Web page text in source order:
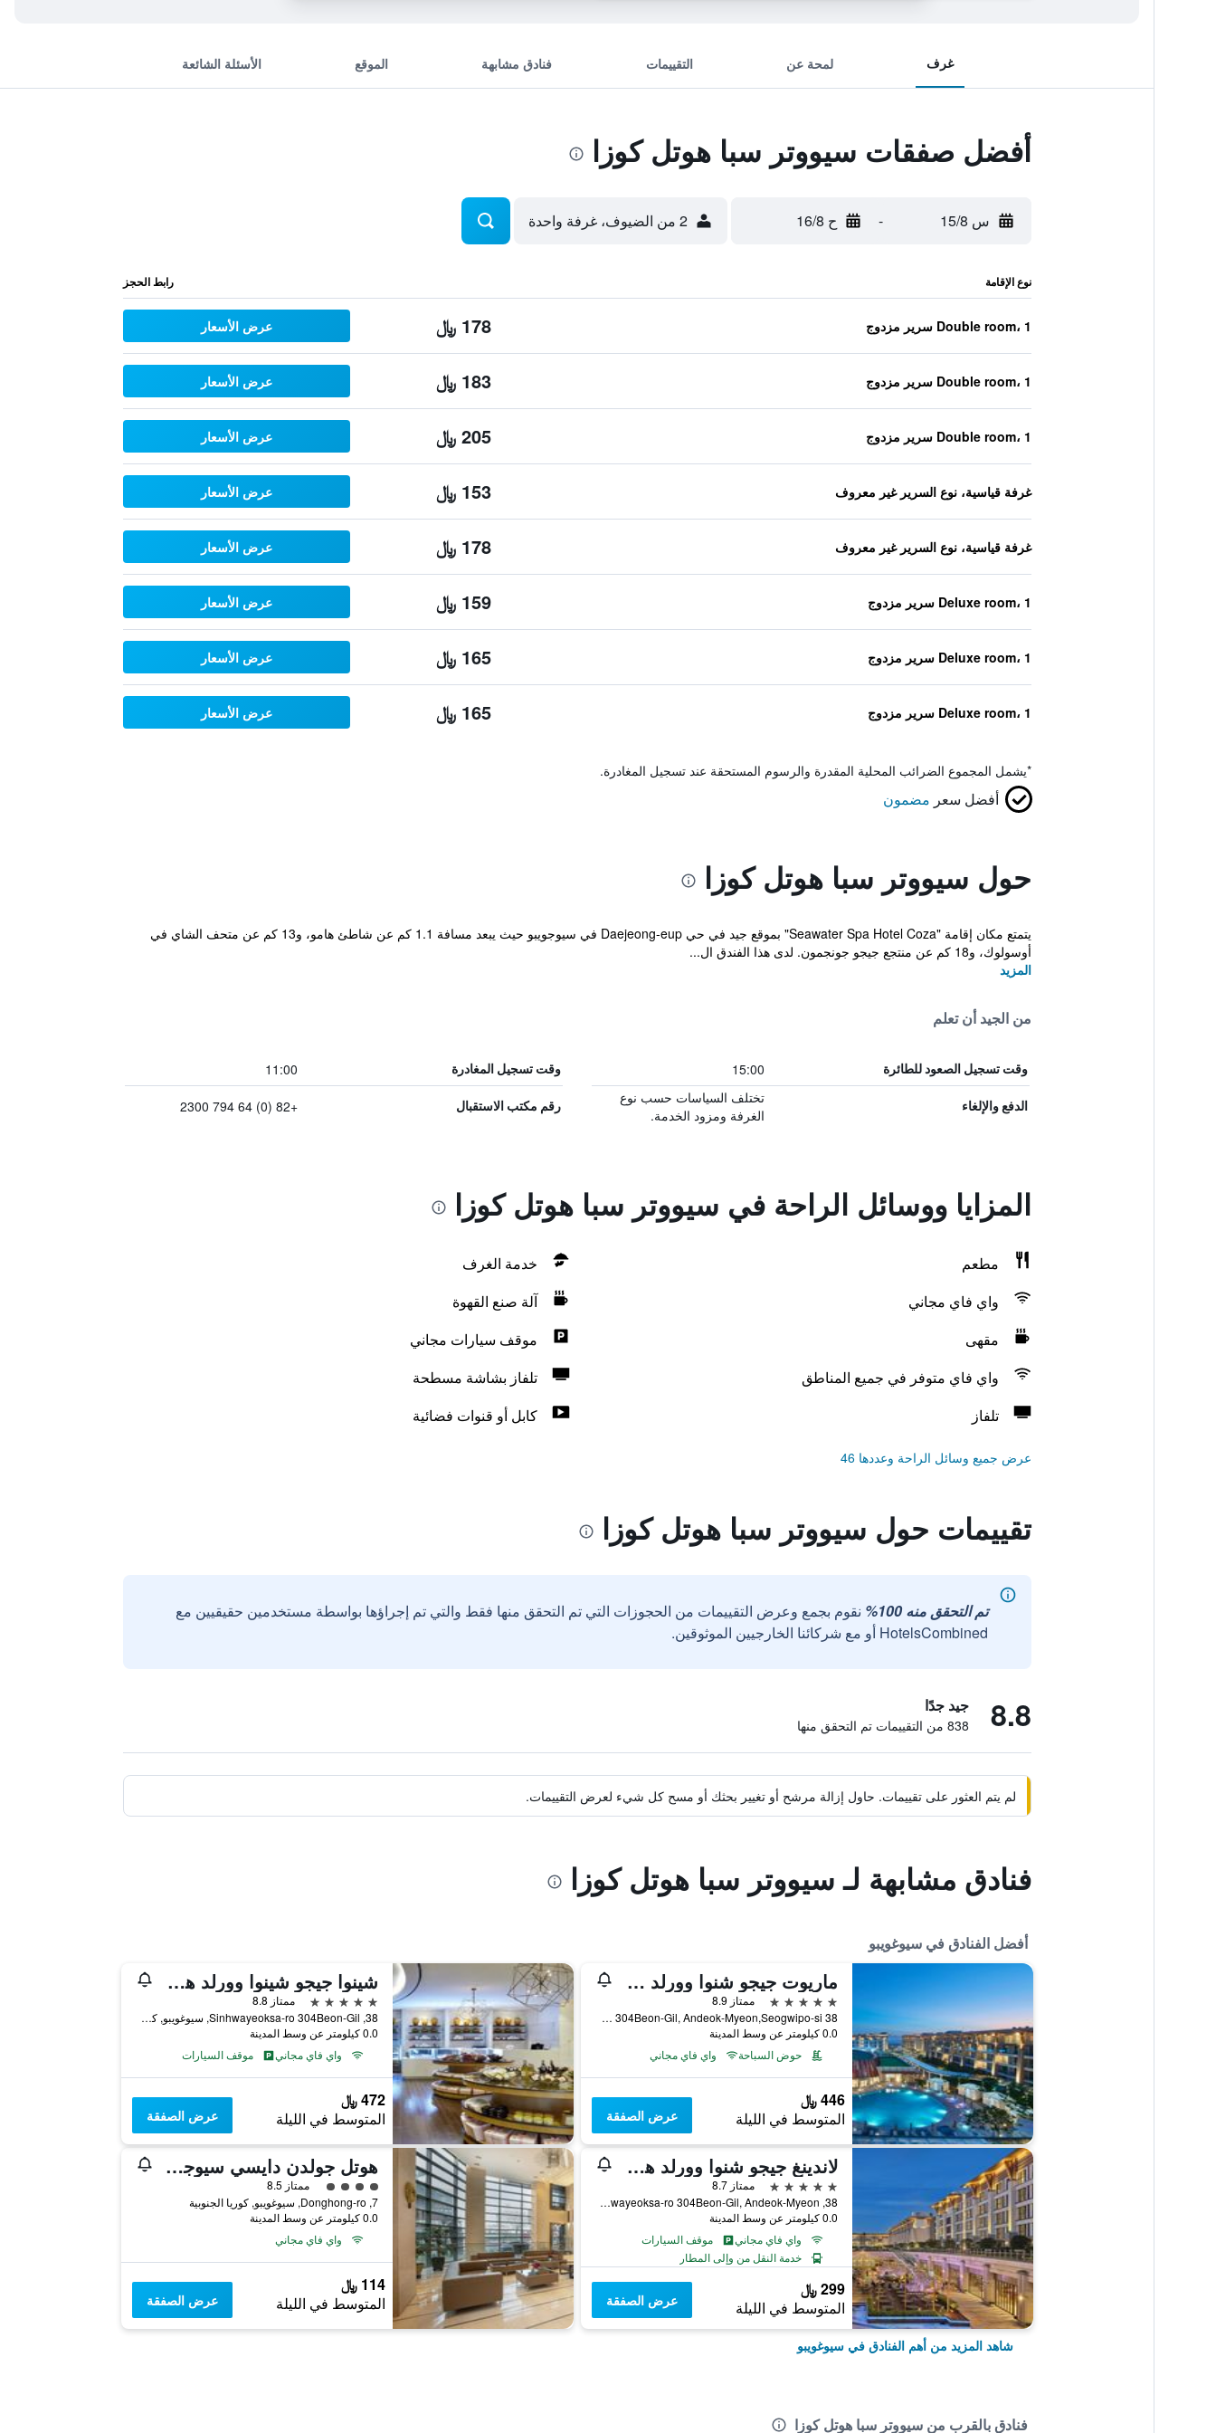
غرف لمحة عن التقييمات فنادق مشابهة الموقع الأسئلة الشائعة
أفضل صفقات سيووتر سبا هوتل كوزا
س 15/8 - ح 16/8 2 من الضيوف، غرفة واحدة
نوع الإقامة رابط الحجز
Double room، 1 سرير مزدوج 178 ﷼ عرض الأسعار
Double room، 1 سرير مزدوج 183 ﷼ عرض الأسعار
Double room، 1 سرير مزدوج 205 ﷼ عرض الأسعار
غرفة قياسية، نوع السرير غير معروف 153 ﷼ عرض الأسعار
غرفة قياسية، نوع السرير غير معروف 178 ﷼ عرض الأسعار
Deluxe room، 1 سرير مزدوج 159 ﷼ عرض الأسعار
Deluxe room، 1 سرير مزدوج 165 ﷼ عرض الأسعار
Deluxe room، 1 سرير مزدوج 165 ﷼ عرض الأسعار
*يشمل المجموع الضرائب المحلية المقدرة والرسوم المستحقة عند تسجيل المغادرة.
أفضل سعر مضمون
حول سيووتر سبا هوتل كوزا
يتمتع مكان إقامة "Seawater Spa Hotel Coza" بموقع جيد في حي Daejeong-eup في سيوجويبو حيث يبعد مسافة 1.1 كم عن شاطئ هامو، و13 كم عن متحف الشاي في
أوسولوك، و18 كم عن منتجع جيجو جونجمون. لدى هذا الفندق ال...
المزيد
من الجيد أن تعلم
وقت تسجيل الصعود للطائرة 15:00 وقت تسجيل المغادرة 11:00
الدفع والإلغاء
تختلف السياسات حسب نوع
الغرفة ومزود الخدمة.
رقم مكتب الاستقبال +82 (0) 64 794 2300
المزايا ووسائل الراحة في سيووتر سبا هوتل كوزا
مطعم
خدمة الغرف
واي فاي مجاني
آلة صنع القهوة
مقهى
موقف سيارات مجاني
واي فاي متوفر في جميع المناطق
تلفاز بشاشة مسطحة
تلفاز
كابل أو قنوات فضائية
عرض جميع وسائل الراحة وعددها 46
تقييمات حول سيووتر سبا هوتل كوزا
تم التحقق منه 100%
نقوم بجمع وعرض التقييمات من الحجوزات التي تم التحقق منها فقط والتي تم إجراؤها بواسطة مستخدمين حقيقيين مع
HotelsCombined أو مع شركائنا الخارجيين الموثوقين.
8.8 جيد جدًا
838 من التقييمات تم التحقق منها
لم يتم العثور على تقييمات. حاول إزالة مرشح أو تغيير بحثك أو مسح كل شيء لعرض التقييمات.
فنادق مشابهة لـ سيووتر سبا هوتل كوزا
أفضل الفنادق في سيوغويبو
ماريوت جيجو شنوا وورلد هوتلز آند ريزورتس
5 نجوم
ممتاز 8.9
38 Sinhwayeoksa-ro 304Beon-Gil, Andeok-Myeon,Seogwipo-si, سيوغويبو, كوريا الجنوبية
0.0 كيلومتر عن وسط المدينة
حوض السباحة
واي فاي مجاني
446 ﷼
المتوسط في الليلة عرض الصفقة
شينوا جيجو شينوا وورلد هوتل آند ريزورتس
5 نجوم
ممتاز 8.8
38, Sinhwayeoksa-ro 304Beon-Gil, سيوغويبو, كوريا الجنوبية
0.0 كيلومتر عن وسط المدينة
واي فاي مجاني
موقف السيارات
472 ﷼
المتوسط في الليلة عرض الصفقة
لاندينغ جيجو شنوا وورلد هوتلز آند ريزورتس
5 نجوم
ممتاز 8.7
38, Sinhwayeoksa-ro 304Beon-Gil, Andeok-Myeon, سيوغويبو, كوريا الجنوبية
0.0 كيلومتر عن وسط المدينة
واي فاي مجاني
موقف السيارات
خدمة النقل من وإلى المطار
299 ﷼
المتوسط في الليلة عرض الصفقة
هوتل جولدن دايسي سيوجويبو أوشن
تقييم فئة 4
ممتاز 8.5
7, Donghong-ro, سيوغويبو, كوريا الجنوبية
0.0 كيلومتر عن وسط المدينة
واي فاي مجاني
114 ﷼
المتوسط في الليلة عرض الصفقة
شاهد المزيد من أهم الفنادق في سيوغويبو
فنادق بالقرب من سيووتر سبا هوتل كوزا